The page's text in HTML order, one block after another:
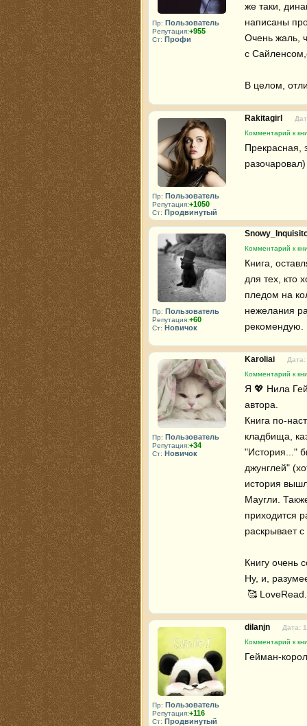
Пр: Пользователь
Репутация:+955
Ст: Профи
же таки,
написаны
Очень жаль,
с
В целом,
Пр: Пользователь
Репутация:+1050
Ст: Продвинутый
Rakitagirl
Комментарий к
Прекрасная,
разочаровал)
Пр: Пользователь
Репутация:+60
Ст: Новичок
Комментарий к
Книга,
для тех, кто
пледом на
нежелания
рекомендую.
Пр: Пользователь
Репутация:+34
Ст: Новичок
Karoliai
Комментарий к
Я 💖 Нила
автора.
Книга по-
кладбища,
"История..."
джунглей"
история
Маугли.
приходится
раскрывает
Книгу очень
Ну, и,
🥰
Пр: Пользователь
Репутация:+116
Ст: Продвинутый
dilanjn
Дата:
Комментарий к
Гейман-